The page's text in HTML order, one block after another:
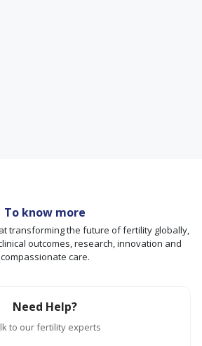
To know more
at transforming the future of fertility globally,
outcomes, research, innovation and
compassionate care.
Need Help?
to our fertility experts